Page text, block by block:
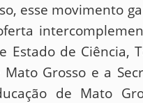
esse movimento
Estado de Ciência,
Grosso e a
de Mato